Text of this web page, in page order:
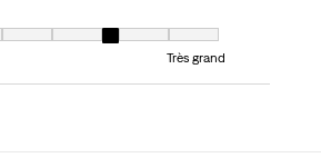
est égal à Très petit et 7 est égal à Très grand
Très grand